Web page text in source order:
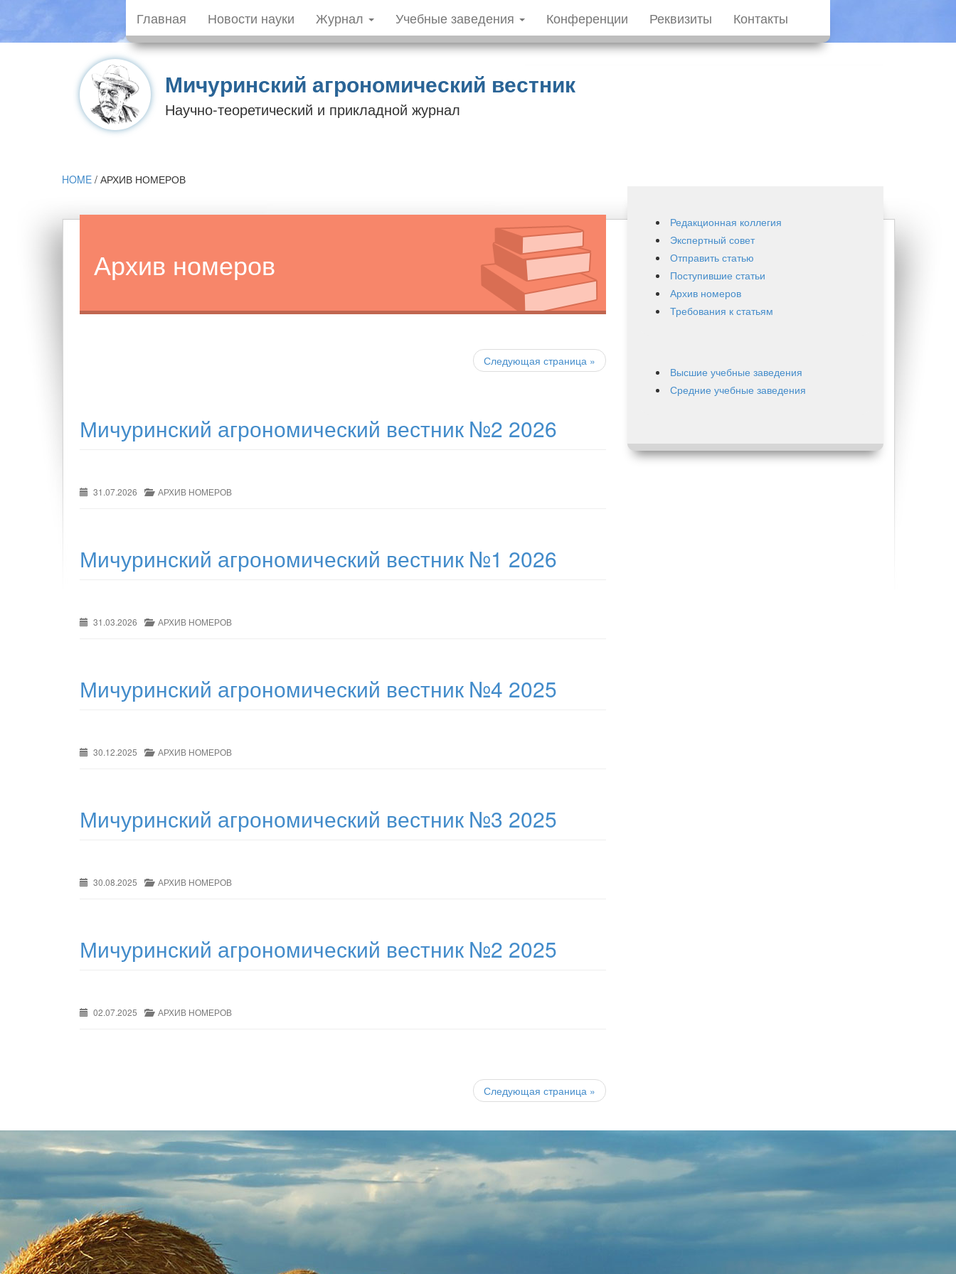
Главная Новости науки Журнал Учебные заведения Конференции Реквизиты Контакты
Мичуринский агрономический вестник
Научно-теоретический и прикладной журнал
HOME / АРХИВ НОМЕРОВ
Архив номеров
Следующая страница »
Мичуринский агрономический вестник №2 2026
31.07.2026 АРХИВ НОМЕРОВ
Мичуринский агрономический вестник №1 2026
31.03.2026 АРХИВ НОМЕРОВ
Мичуринский агрономический вестник №4 2025
30.12.2025 АРХИВ НОМЕРОВ
Мичуринский агрономический вестник №3 2025
30.08.2025 АРХИВ НОМЕРОВ
Мичуринский агрономический вестник №2 2025
02.07.2025 АРХИВ НОМЕРОВ
Следующая страница »
Редакционная коллегия
Экспертный совет
Отправить статью
Поступившие статьи
Архив номеров
Требования к статьям
Высшие учебные заведения
Средние учебные заведения